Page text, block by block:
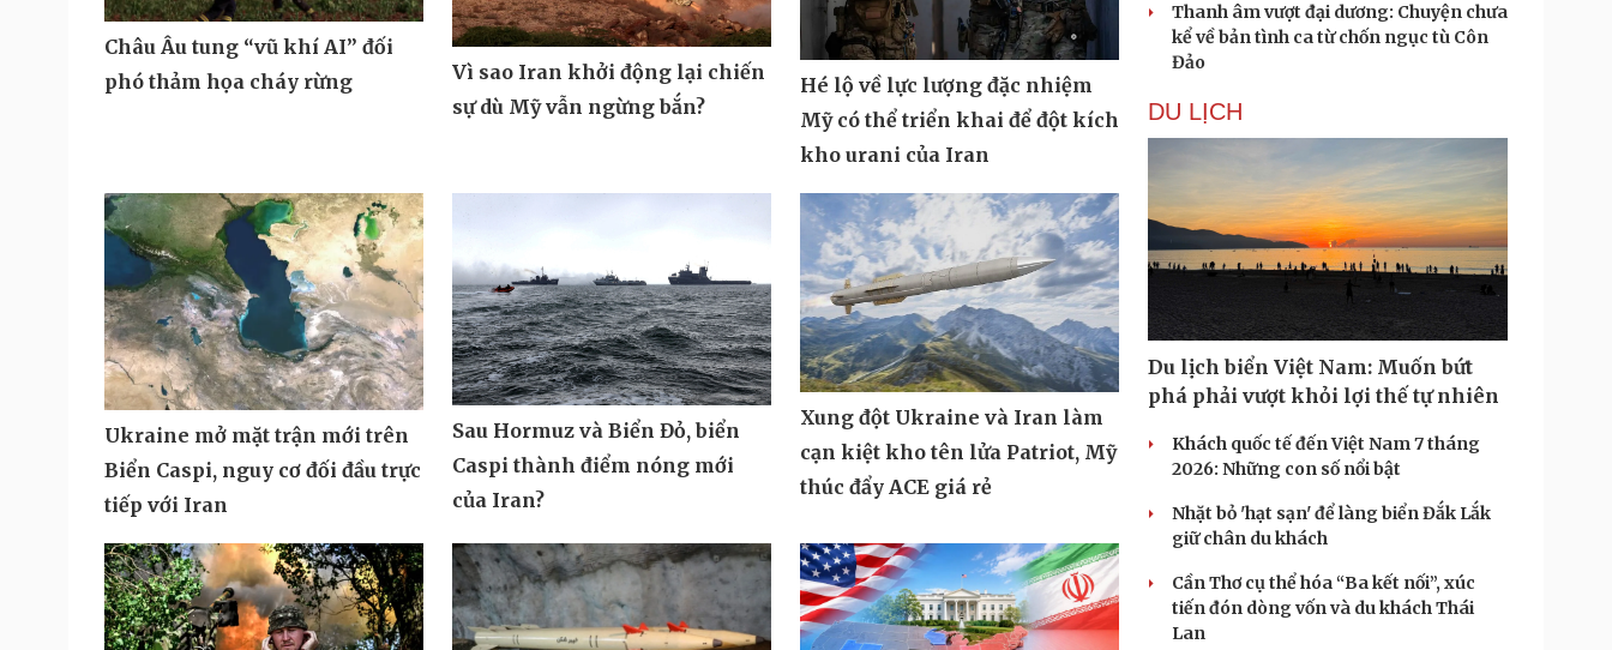
Châu Âu tung “vũ khí AI” đối
phó thảm họa cháy rừng
Vì sao Iran khởi động lại chiến
sự dù Mỹ vẫn ngừng bắn?
Hé lộ về lực lượng đặc nhiệm
Mỹ có thể triển khai để đột kích
kho urani của Iran
Ukraine mở mặt trận mới trên
Biển Caspi, nguy cơ đối đầu trực
tiếp với Iran
Sau Hormuz và Biển Đỏ, biển
Caspi thành điểm nóng mới
của Iran?
Xung đột Ukraine và Iran làm
cạn kiệt kho tên lửa Patriot, Mỹ
thúc đẩy ACE giá rẻ
Thanh âm vượt đại dương: Chuyện chưa
kể về bản tình ca từ chốn ngục tù Côn
Đảo
DU LỊCH
Du lịch biển Việt Nam: Muốn bứt
phá phải vượt khỏi lợi thế tự nhiên
Khách quốc tế đến Việt Nam 7 tháng
2026: Những con số nổi bật
Nhặt bỏ 'hạt sạn' để làng biển Đắk Lắk
giữ chân du khách
Cần Thơ cụ thể hóa “Ba kết nối”, xúc
tiến đón dòng vốn và du khách Thái
Lan